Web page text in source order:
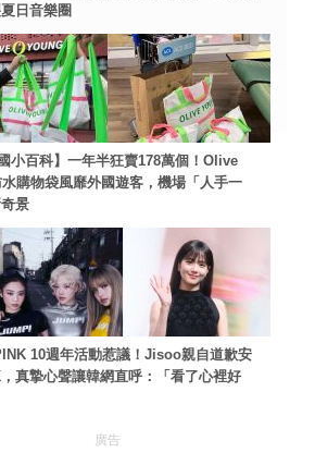
日音樂圈
小百科】一年半狂賣178萬個！Olive
購物袋風靡外國遊客，機場「人手一
景
10週年活動惹議！Jisoo親自道歉安
真摯心聲讓韓網直呼：「看了心裡好
廣告